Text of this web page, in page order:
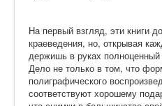
На первый взгляд, эти книги
краеведения, но, открывая
держишь в руках
Дело не только в том, что
полиграфического
соответствуют хорошему